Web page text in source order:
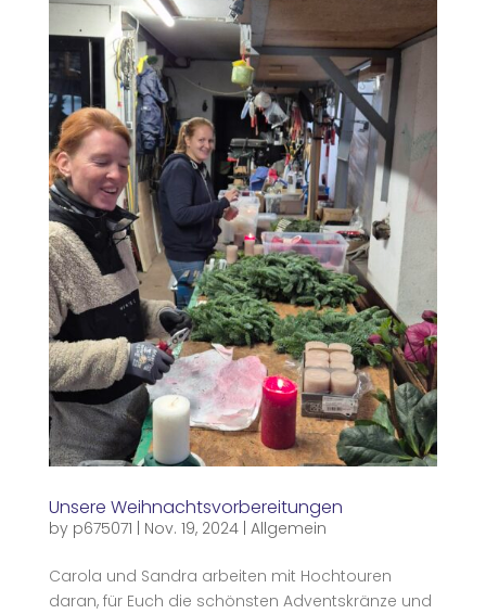
Unsere Weihnachtsvorbereitungen
by p675071 Nov. 19, 2024| Allgemein
Carola und Sandra arbeiten mit Hochtouren
daran, für Euch die schönsten Adventskränze und